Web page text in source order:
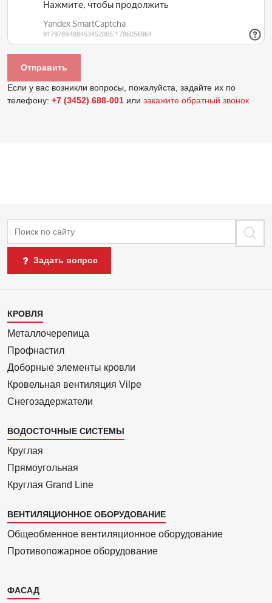
Если у вас возникли вопросы, пожалуйста, задайте их по
телефону: +7 (3452) 688-001 или закажите обратный звонок
Поиск
Задать вопрос
Каталог
1
КРОВЛЯ
Металлочерепица
Профнастил
Доборные элементы кровли
Кровельная вентиляция Vilpe
Снегозадержатели
ВОДОСТОЧНЫЕ СИСТЕМЫ
Круглая
Прямоуголь­ная
Круглая Grand Line
ВЕНТИЛЯЦИОННОЕ ОБОРУДОВАНИЕ
Общеобменное вентиляционное оборудование
Противопожарное оборудование
Каталог
ФАСАД